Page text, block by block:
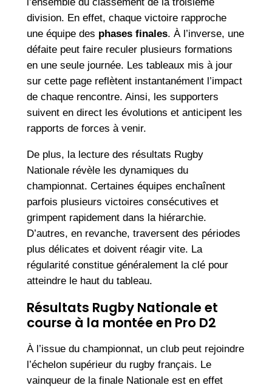
division. En effet, chaque victoire rapproche
une équipe des phases finales. À l’inverse, une
défaite peut faire reculer plusieurs formations
en une seule journée. Les tableaux mis à jour
sur cette page reflètent instantanément l’impact
de chaque rencontre. Ainsi, les supporters
suivent en direct les évolutions et anticipent les
rapports de forces à venir.
De plus, la lecture des résultats Rugby
Nationale révèle les dynamiques du
championnat. Certaines équipes enchaînent
parfois plusieurs victoires consécutives et
grimpent rapidement dans la hiérarchie.
D’autres, en revanche, traversent des périodes
plus délicates et doivent réagir vite. La
régularité constitue généralement la clé pour
atteindre le haut du tableau.
Résultats Rugby Nationale et
course à la montée en Pro D2
À l’issue du championnat, un club peut rejoindre
l’échelon supérieur du rugby français. Le
vainqueur de la finale Nationale est en effet